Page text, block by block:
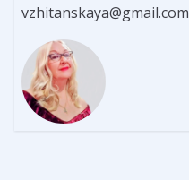
vzhitanskaya@gmail.com